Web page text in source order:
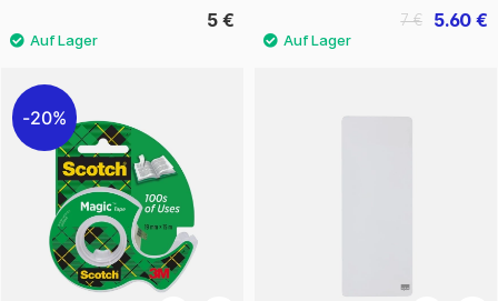
5 € 5.60 €
7 €
20%